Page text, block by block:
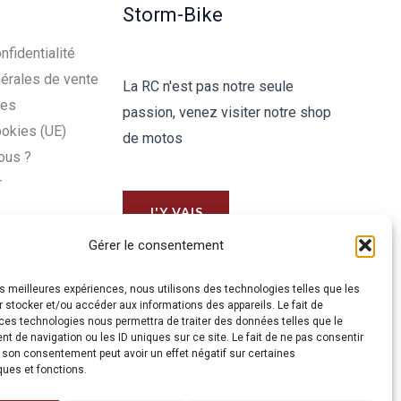
Gérer le consentement
meilleures expériences, nous utilisons des technologies telles que les
stocker et/ou accéder aux informations des appareils. Le fait de
technologies nous permettra de traiter des données telles que le
de navigation ou les ID uniques sur ce site. Le fait de ne pas consentir
son consentement peut avoir un effet négatif sur certaines
et fonctions.
de vente
(UE)
?
Storm-Bike
La RC n'est pas notre seule
passion, venez visiter notre shop
de motos
J'Y VAIS